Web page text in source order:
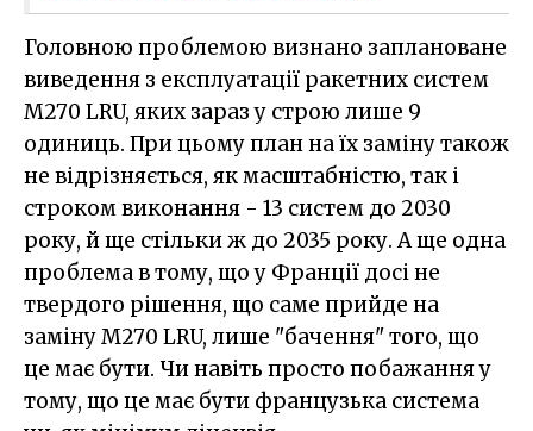
Головною проблемою визнано заплановане
виведення з експлуатації ракетних систем
M270 LRU, яких зараз у строю лише 9
одиниць. При цьому план на їх заміну також
не відрізняється, як масштабністю, так і
строком виконання - 13 систем до 2030
року, й ще стільки ж до 2035 року. А ще одна
проблема в тому, що у Франції досі не
твердого рішення, що саме прийде на
заміну M270 LRU, лише "бачення" того, що
це має бути. Чи навіть просто побажання у
тому, що це має бути французька система